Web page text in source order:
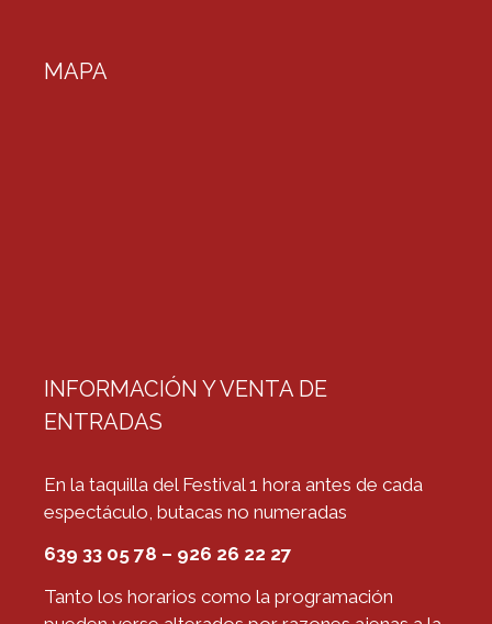
MAPA
INFORMACIÓN Y VENTA DE
ENTRADAS
En la taquilla del Festival 1 hora antes de cada
espectáculo, butacas no numeradas
639 33 05 78 – 926 26 22 27
Tanto los horarios como la programación